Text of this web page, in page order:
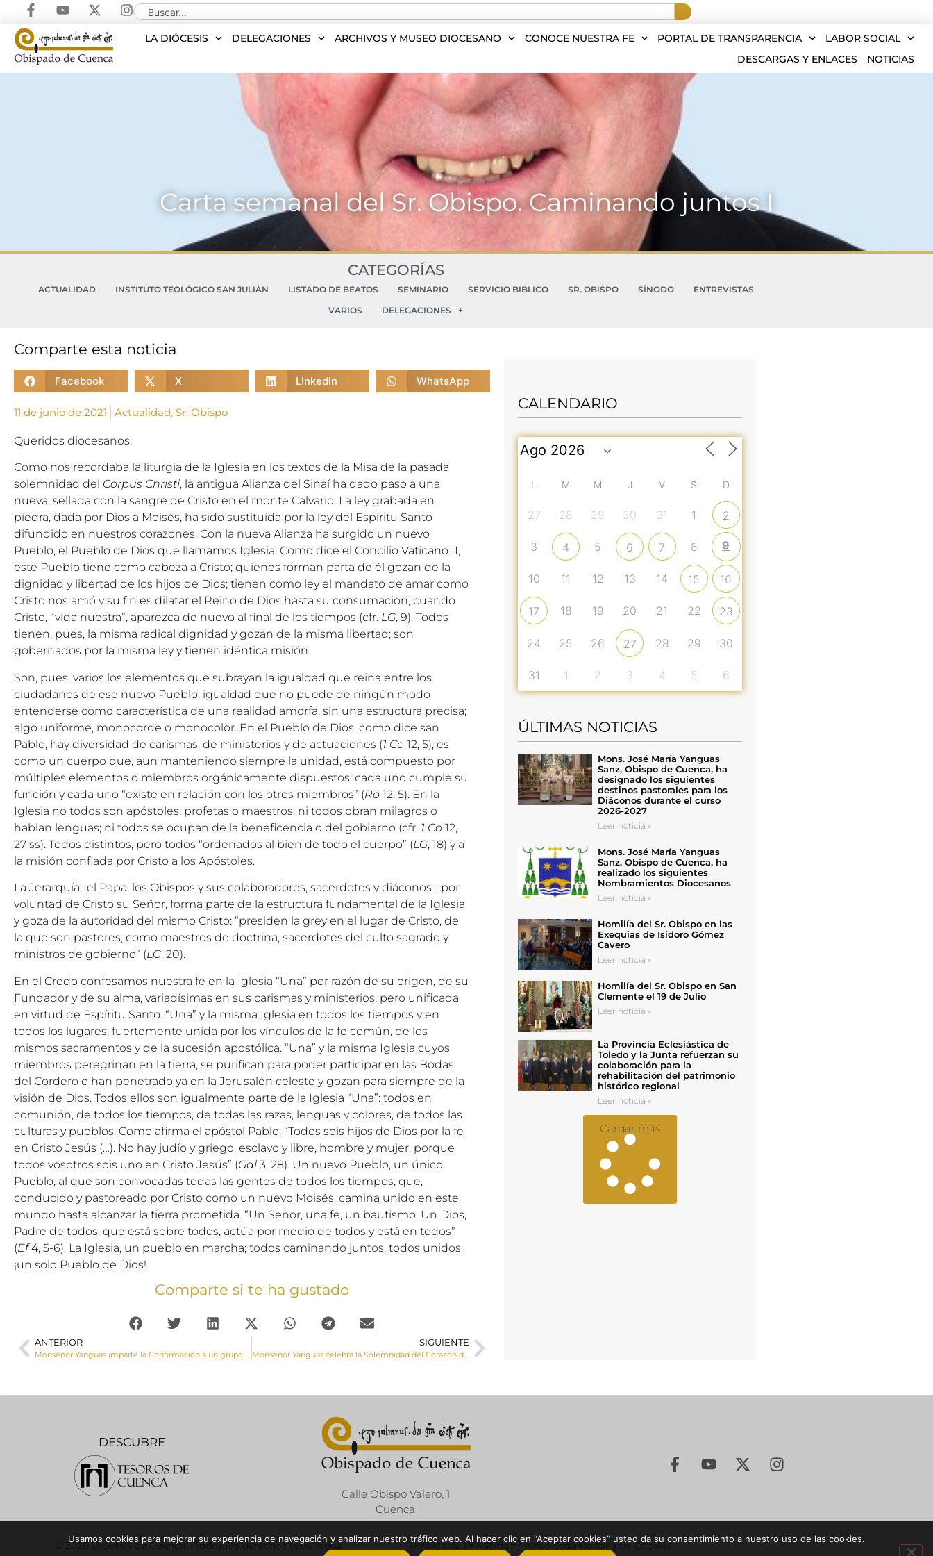
LA DIÓCESIS DELEGACIONES ARCHIVOS Y MUSEO DIOCESANO CONOCE NUESTRA FE PORTAL DE TRANSPARENCIA
LABOR SOCIAL
DESCARGAS Y ENLACES
NOTICIAS
Carta semanal del Sr. Obispo. Caminando juntos I
CATEGORÍAS
ACTUALIDAD INSTITUTO TEOLÓGICO SAN JULIÁN LISTADO DE BEATOS SEMINARIO SERVICIO BIBLICO SR. OBISPO SÍNODO
ENTREVISTAS
VARIOS
DELEGACIONES
Comparte esta noticia
Facebook X LinkedIn WhatsApp
11 de junio de 2021 Actualidad, Sr. Obispo
Queridos diocesanos:
Como nos recordaba la liturgia de la Iglesia en los textos de la Misa de la pasada
solemnidad del Corpus Christi, la antigua Alianza del Sinaí ha dado paso a una
nueva, sellada con la sangre de Cristo en el monte Calvario. La ley grabada en
piedra, dada por Dios a Moisés, ha sido sustituida por la ley del Espíritu Santo
difundido en nuestros corazones. Con la nueva Alianza ha surgido un nuevo
Pueblo, el Pueblo de Dios que llamamos Iglesia. Como dice el Concilio Vaticano II,
este Pueblo tiene como cabeza a Cristo; quienes forman parta de él gozan de la
dignidad y libertad de los hijos de Dios; tienen como ley el mandato de amar como
Cristo nos amó y su fin es dilatar el Reino de Dios hasta su consumación, cuando
Cristo, “vida nuestra”, aparezca de nuevo al final de los tiempos (cfr. LG, 9). Todos
tienen, pues, la misma radical dignidad y gozan de la misma libertad; son
gobernados por la misma ley y tienen idéntica misión.
Son, pues, varios los elementos que subrayan la igualdad que reina entre los
ciudadanos de ese nuevo Pueblo; igualdad que no puede de ningún modo
entenderse como característica de una realidad amorfa, sin una estructura precisa;
algo uniforme, monocorde o monocolor. En el Pueblo de Dios, como dice san
Pablo, hay diversidad de carismas, de ministerios y de actuaciones (1 Co 12, 5); es
como un cuerpo que, aun manteniendo siempre la unidad, está compuesto por
múltiples elementos o miembros orgánicamente dispuestos: cada uno cumple su
función y cada uno “existe en relación con los otros miembros” (Ro 12, 5). En la
Iglesia no todos son apóstoles, profetas o maestros; ni todos obran milagros o
hablan lenguas; ni todos se ocupan de la beneficencia o del gobierno (cfr. 1 Co 12,
27 ss). Todos distintos, pero todos “ordenados al bien de todo el cuerpo” (LG, 18) y a
la misión confiada por Cristo a los Apóstoles.
La Jerarquía -el Papa, los Obispos y sus colaboradores, sacerdotes y diáconos-, por
voluntad de Cristo su Señor, forma parte de la estructura fundamental de la Iglesia
y goza de la autoridad del mismo Cristo: “presiden la grey en el lugar de Cristo, de
la que son pastores, como maestros de doctrina, sacerdotes del culto sagrado y
ministros de gobierno” (LG, 20).
En el Credo confesamos nuestra fe en la Iglesia “Una” por razón de su origen, de su
Fundador y de su alma, variadísimas en sus carismas y ministerios, pero unificada
en virtud de Espíritu Santo. “Una” y la misma Iglesia en todos los tiempos y en
todos los lugares, fuertemente unida por los vínculos de la fe común, de los
mismos sacramentos y de la sucesión apostólica. “Una” y la misma Iglesia cuyos
miembros peregrinan en la tierra, se purifican para poder participar en las Bodas
del Cordero o han penetrado ya en la Jerusalén celeste y gozan para siempre de la
visión de Dios. Todos ellos son igualmente parte de la Iglesia “Una”: todos en
comunión, de todos los tiempos, de todas las razas, lenguas y colores, de todos las
culturas y pueblos. Como afirma el apóstol Pablo: “Todos sois hijos de Dios por la fe
en Cristo Jesús (…). No hay judío y griego, esclavo y libre, hombre y mujer, porque
todos vosotros sois uno en Cristo Jesús” (Gal 3, 28). Un nuevo Pueblo, un único
Pueblo, al que son convocadas todas las gentes de todos los tiempos, que,
conducido y pastoreado por Cristo como un nuevo Moisés, camina unido en este
mundo hasta alcanzar la tierra prometida. “Un Señor, una fe, un bautismo. Un Dios,
Padre de todos, que está sobre todos, actúa por medio de todos y está en todos”
(Ef4, 5-6). La Iglesia, un pueblo en marcha; todos caminando juntos, todos unidos:
¡un solo Pueblo de Dios!
Comparte si te ha gustado
ANTERIOR
Monseñor Yanguas imparte la Confirmación a un grupo de jóvenes de Minglanilla
SIGUIENTE
Monseñor Yanguas celebra la Solemnidad del Corazón de Jesús en la Residencia de Mayores «Sagrado Corazón de Jesús»
CALENDARIO
L M M J V S D
27 28 29 30 31 1 2
3 4 5 6 7 8 9
10 11 12 13 14 15 16
17 18 19 20 21 22 23
24 25 26 27 28 29 30
31 1 2 3 4 5 6
ÚLTIMAS NOTICIAS
Mons. José María Yanguas
Sanz, Obispo de Cuenca, ha
designado los siguientes
destinos pastorales para los
Diáconos durante el curso
2026-2027
Leer noticia »
Mons. José María Yanguas
Sanz, Obispo de Cuenca, ha
realizado los siguientes
Nombramientos Diocesanos
Leer noticia »
Homilía del Sr. Obispo en las
Exequias de Isidoro Gómez
Cavero
Leer noticia »
Homilía del Sr. Obispo en San
Clemente el 19 de Julio
Leer noticia »
La Provincia Eclesiástica de
Toledo y la Junta refuerzan su
colaboración para la
rehabilitación del patrimonio
histórico regional
Leer noticia »
Cargar más
DESCUBRE
Calle Obispo Valero, 1
Cuenca
© 2026 Diócesis de Cuenca - Todos los derechos reservados Política de Privacidad / Aviso LegalPolítica de Cookies
Usamos cookies para mejorar su experiencia de navegación y analizar nuestro tráfico web. Al hacer clic en “Aceptar cookies” usted da su consentimiento a nuestro uso de las cookies.